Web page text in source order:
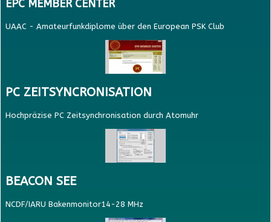
EPC MEMBER CENTER
UAAC - Amateurfunkdiplome über den European PSK Club
PC ZEITSYNCRONISATION
Hochpräzise PC Zeitsynchronisation durch Atomuhr
BEACON SEE
NCDF/IARU Bakenmonitor14-28 MHz